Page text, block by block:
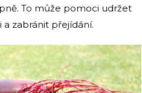
To může pomoci udržet
zabránit přejídání.